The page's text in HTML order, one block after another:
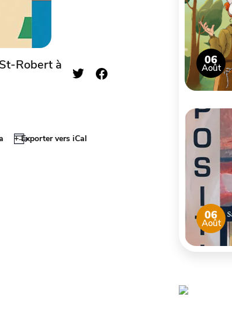
Robert à
+ Exporter vers iCal
06
Août
06
Août